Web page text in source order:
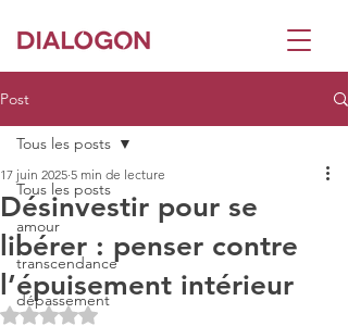
Post
Tous les posts
amour
transcendance
dépassement
Tous les posts
Désinvestir pour se
libérer : penser contre
l’épuisement intérieur
17 juin 2025 5 min de lecture
Noté NaN étoiles sur 5.